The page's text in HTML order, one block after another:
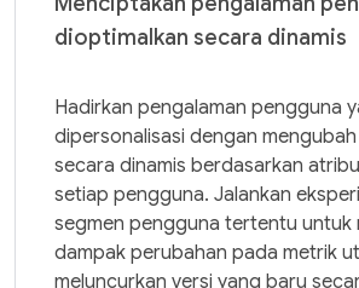
dioptimalkan secara dinamis
Hadirkan pengalaman pengguna
dipersonalisasi dengan
secara dinamis berdasarkan
setiap pengguna. Jalankan
segmen pengguna tertentu untuk
dampak perubahan pada metrik